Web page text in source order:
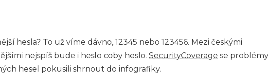
hesla? To už víme dávno, 12345 nebo 123456. Mezi českými
nejspíš bude i heslo coby heslo. SecurityCoverage se problémy
hesel pokusili shrnout do infografiky.